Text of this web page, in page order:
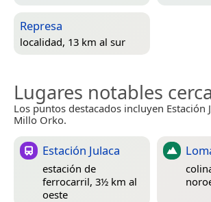
Represa
localidad, 13 km al sur
Lugares notables
Los puntos destacados incluyen Estación
Millo Orko.
Estación Julaca
estación de
ferrocarril, 3½ km al
oeste